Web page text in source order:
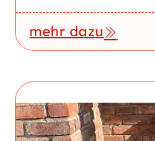
mehr dazu